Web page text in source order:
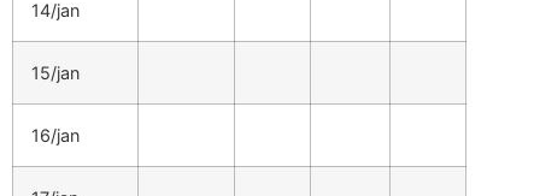
14/jan
15/jan
16/jan